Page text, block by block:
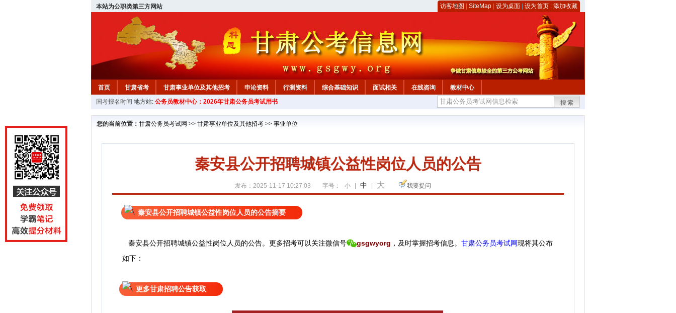
本站为公职类第三方网站 访客地图 SiteMap 设为桌面 设为首页 添加收藏
首页 甘肃省考 甘肃事业单位及其他招考 申论资料 行测资料 综合基础知识 面试相关 在线咨询
教材中心
国考报名时间 地方站: 公务员教材中心：2026年甘肃公务员考试用书 搜索
您的当前位置： 甘肃公务员考试网 >> 甘肃事业单位及其他招考 >> 事业单位
秦安县公开招聘城镇公益性岗位人员的公告
发布：2025-11-17 10:27:03 字号： 小 中 大 我要提问
秦安县公开招聘城镇公益性岗位人员的公告摘要
秦安县公开招聘城镇公益性岗位人员的公告。 更多招考可以关注微信号 gsgwyorg ， 及时掌握招考信息。 甘肃公务员考试网现将其公布
如下：
更多甘肃招聘公告获取